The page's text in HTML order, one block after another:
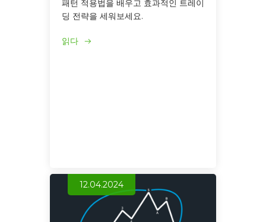
패턴 적용법을 배우고 효과적인 트레이
딩 전략을 세워보세요.
읽다
12.04.2024